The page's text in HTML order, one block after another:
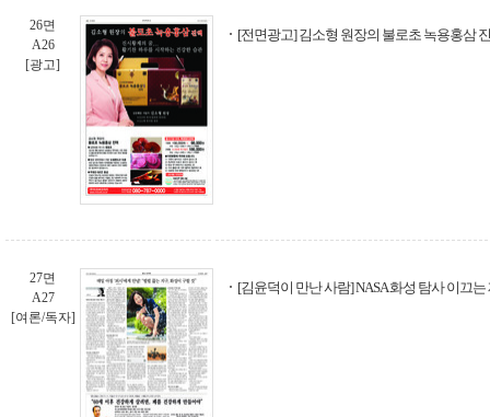
26면
A26
[광고]
[전면광고] 김소형 원장의 불로초 녹용홍삼
27면
A27
[여론/독자]
[김윤덕이 만난 사람] NASA 화성 탐사 이끄는